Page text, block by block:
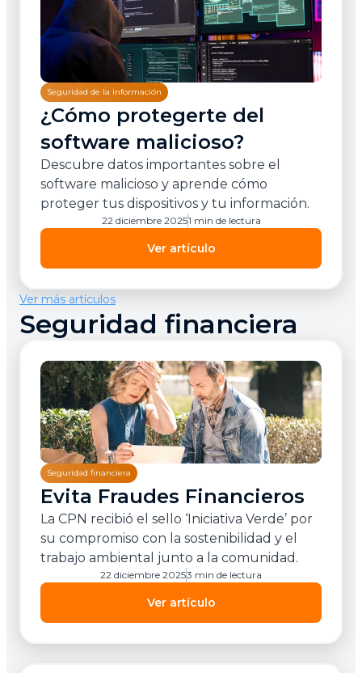
Seguridad de la información
¿Cómo protegerte del
software malicioso?
Descubre datos importantes sobre el
software malicioso y aprende cómo
proteger tus dispositivos y tu información.
Ver artículo
22 diciembre 20251 min de lectura
Ver más artículos
Seguridad financiera
Seguridad financiera
Evita Fraudes Financieros
La CPN recibió el sello ‘Iniciativa Verde’ por
su compromiso con la sostenibilidad y el
trabajo ambiental junto a la comunidad.
Ver artículo
22 diciembre 20253 min de lectura